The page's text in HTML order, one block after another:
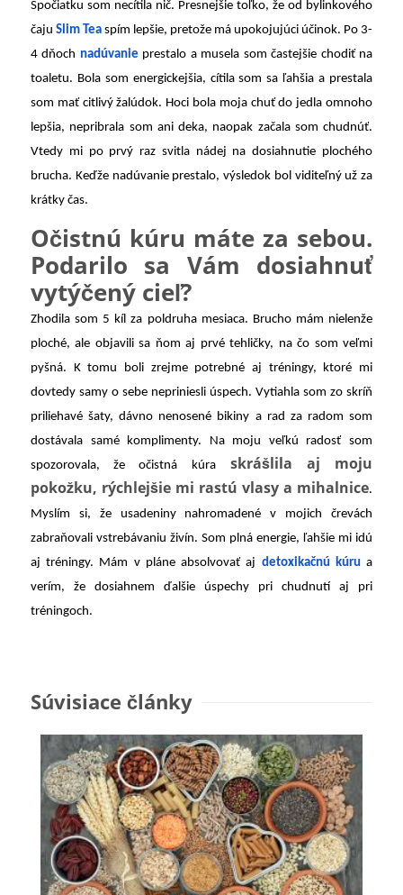
Spočiatku som necítila nič. Presnejšie toľko, že od bylinkového
čaju Slim Tea spím lepšie, pretože má upokojujúci účinok. Po 3-
4 dňoch nadúvanie prestalo a musela som častejšie chodiť na
toaletu. Bola som energickejšia, cítila som sa ľahšia a prestala
som mať citlivý žalúdok. Hoci bola moja chuť do jedla omnoho
lepšia, nepribrala som ani deka, naopak začala som chudnúť.
Vtedy mi po prvý raz svitla nádej na dosiahnutie plochého
brucha. Keďže nadúvanie prestalo, výsledok bol viditeľný už za
krátky čas.
Očistnú kúru máte za sebou.
Podarilo sa Vám dosiahnuť
vytýčený cieľ?
Zhodila som 5 kíl za poldruha mesiaca. Brucho mám nielenže
ploché, ale objavili sa ňom aj prvé tehličky, na čo som veľmi
pyšná. K tomu boli zrejme potrebné aj tréningy, ktoré mi
dovtedy samy o sebe nepriniesli úspech. Vytiahla som zo skríň
priliehavé šaty, dávno nenosené bikiny a rad za radom som
dostávala samé komplimenty. Na moju veľkú radosť som
spozorovala, že očistná kúraskrášlila aj moju
pokožku, rýchlejšie mi rastú vlasy a mihalnice.
Myslím si, že usadeniny nahromadené v mojich črevách
zabraňovali vstrebávaniu živín. Som plná energie, ľahšie mi idú
aj tréningy. Mám v pláne absolvovať aj detoxikačnú kúrua
verím, že dosiahnem ďalšie úspechy pri chudnutí aj pri
tréningoch.
Súvisiace články